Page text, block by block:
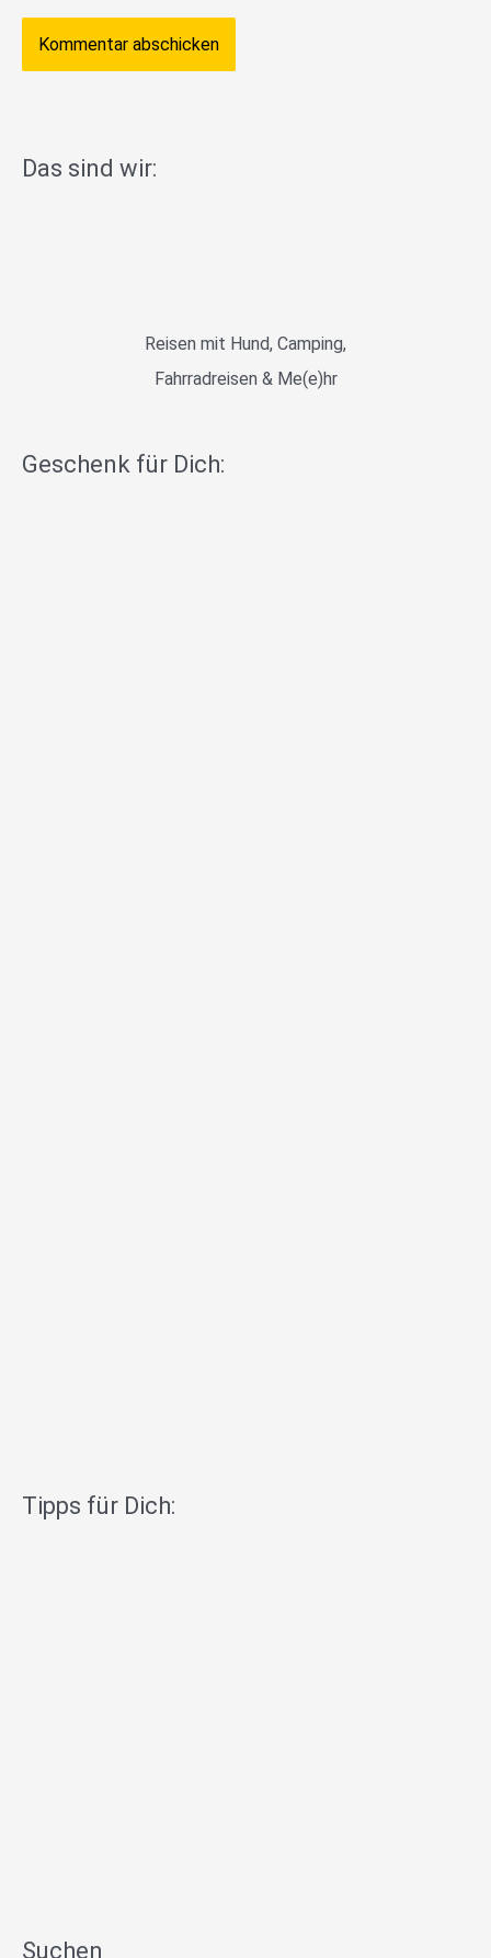
Das sind wir:
Reisen mit Hund, Camping,
Fahrradreisen & Me(e)hr
Geschenk für Dich:
Tipps für Dich:
Suchen